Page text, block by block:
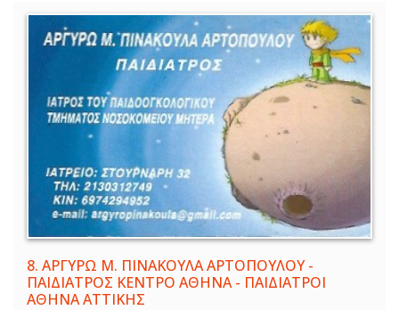
8. ΑΡΓΥΡΩ Μ. ΠΙΝΑΚΟΥΛΑ ΑΡΤΟΠΟΥΛΟΥ -
ΠΑΙΔΙΑΤΡΟΣ ΚΕΝΤΡΟ ΑΘΗΝΑ - ΠΑΙΔΙΑΤΡΟΙ
ΑΘΗΝΑ ΑΤΤΙΚΗΣ